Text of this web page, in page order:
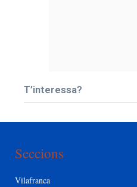
T’interessa?
Seccions
Vilafranca